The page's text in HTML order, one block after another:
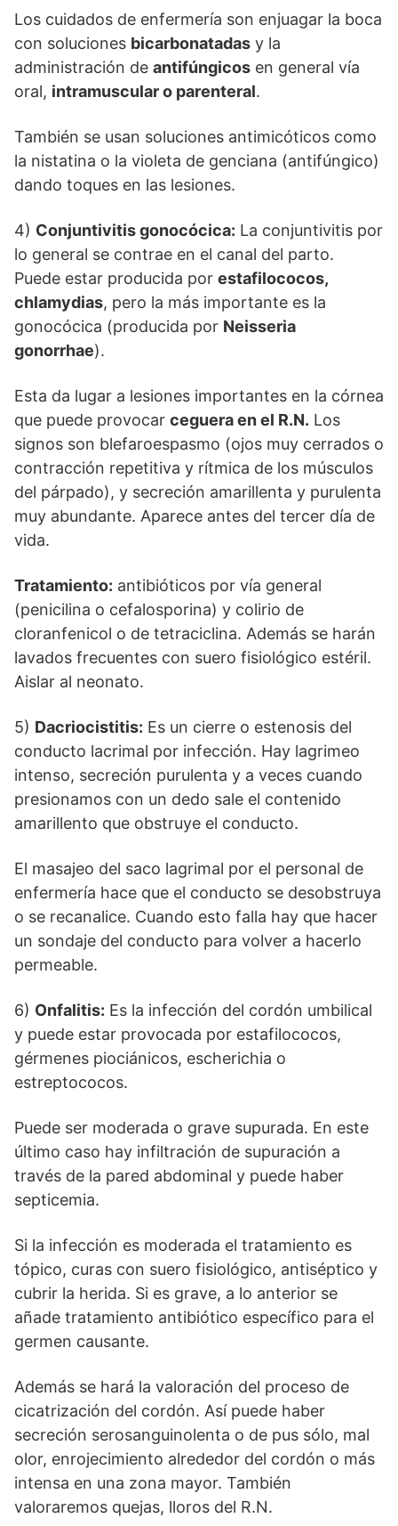
Los cuidados de enfermería son enjuagar la boca
con soluciones bicarbonatadas y la
administración de antifúngicos en general vía
oral, intramuscular o parenteral.
También se usan soluciones antimicóticos como
la nistatina o la violeta de genciana (antifúngico)
dando toques en las lesiones.
4) Conjuntivitis gonocócica: La conjuntivitis por
lo general se contrae en el canal del parto.
Puede estar producida por estafilococos,
chlamydias, pero la más importante es la
gonocócica (producida por Neisseria
gonorrhae).
Esta da lugar a lesiones importantes en la córnea
que puede provocar ceguera en el R.N. Los
signos son blefaroespasmo (ojos muy cerrados o
contracción repetitiva y rítmica de los músculos
del párpado), y secreción amarillenta y purulenta
muy abundante. Aparece antes del tercer día de
vida.
Tratamiento: antibióticos por vía general
(penicilina o cefalosporina) y colirio de
cloranfenicol o de tetraciclina. Además se harán
lavados frecuentes con suero fisiológico estéril.
Aislar al neonato.
5) Dacriocistitis: Es un cierre o estenosis del
conducto lacrimal por infección. Hay lagrimeo
intenso, secreción purulenta y a veces cuando
presionamos con un dedo sale el contenido
amarillento que obstruye el conducto.
El masajeo del saco lagrimal por el personal de
enfermería hace que el conducto se desobstruya
o se recanalice. Cuando esto falla hay que hacer
un sondaje del conducto para volver a hacerlo
permeable.
6) Onfalitis: Es la infección del cordón umbilical
y puede estar provocada por estafilococos,
gérmenes piociánicos, escherichia o
estreptococos.
Puede ser moderada o grave supurada. En este
último caso hay infiltración de supuración a
través de la pared abdominal y puede haber
septicemia.
Si la infección es moderada el tratamiento es
tópico, curas con suero fisiológico, antiséptico y
cubrir la herida. Si es grave, a lo anterior se
añade tratamiento antibiótico específico para el
germen causante.
Además se hará la valoración del proceso de
cicatrización del cordón. Así puede haber
secreción serosanguinolenta o de pus sólo, mal
olor, enrojecimiento alrededor del cordón o más
intensa en una zona mayor. También
valoraremos quejas, lloros del R.N.